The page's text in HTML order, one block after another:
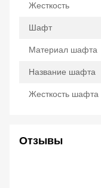
Жесткость
Шафт
Материал шафта
Название шафта
Жесткость шафта
Отзывы